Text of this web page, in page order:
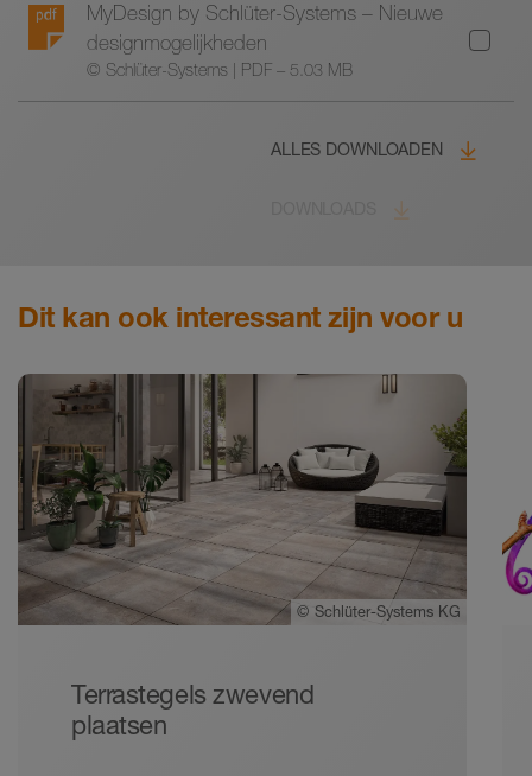
MyDesign by Schlüter-Systems – Nieuwe
designmogelijkheden
© Schlüter-Systems | PDF – 5.03 MB
ALLES DOWNLOADEN
Dit kan ook interessant zijn voor u
© Schlüter-Systems KG
Terrastegels zwevend
plaatsen